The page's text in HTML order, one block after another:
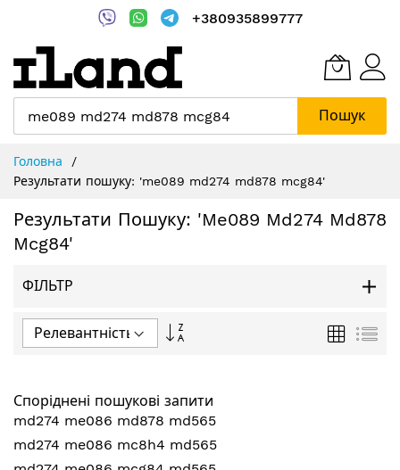
+380935899777
Пошук
Content
Головна
Результати пошуку: 'me089 md274 md878 mcg84'
Результати Пошуку: 'me089 Md274 Md878
Mcg84'
ФІЛЬТР
у
Таблиця
Споріднені пошукові запити
md274 me086 md878 md565
md274 me086 mc8h4 md565